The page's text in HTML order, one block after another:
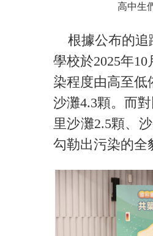
高中生
根據公布的追
學校於2025年
染程度由高至低
沙灘4.3顆。而
里沙灘2.5顆、
勾勒出污染的全